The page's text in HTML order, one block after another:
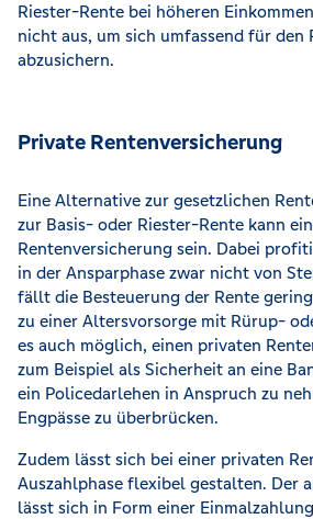
Riester-Rente bei höheren
nicht aus, um sich umfassend für den
abzusichern.
Private Rentenversicherung
Eine Alternative zur gesetzlichen
zur Basis- oder Riester-Rente kann
Rentenversicherung sein. Dabei
in der Ansparphase zwar nicht von
fällt die Besteuerung der Rente
zu einer Altersvorsorge mit Rürup-
es auch möglich, einen privaten
zum Beispiel als Sicherheit an eine
ein Policedarlehen in Anspruch zu
Engpässe zu überbrücken.
Zudem lässt sich bei einer privaten
Auszahlphase flexibel gestalten. Der
lässt sich in Form einer